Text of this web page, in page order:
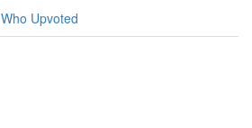
Who Upvoted